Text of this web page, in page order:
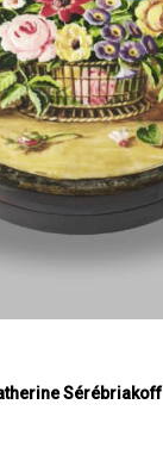
Sérébriakoff